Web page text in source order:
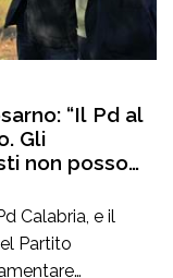
“Il Pd al
Gli
non posso
Calabria, e il
Partito